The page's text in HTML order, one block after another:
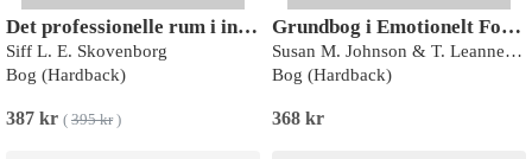
Det professionelle rum i individuel psykomotorisk terapi
Siff L. E. Skovenborg
Bog (Hardback)
387 kr ( 395 kr)
Grundbog i Emotionelt Fokuseret Individuel Terapi (EFIT)
Susan M. Johnson & T. Leanne Campbell
Bog (Hardback)
368 kr